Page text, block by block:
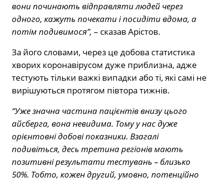
вони починають відправляти людей через
одного, кажуть почекати і посидіти вдома, а
потім подивимося”, – сказав Арістов.
За його словами, через це добова статистика
хворих коронавірусом дуже приблизна, адже
тестують тільки важкі випадки або ті, які самі не
вирішуються протягом півтора тижнів.
“Уже значна частина пацієнтів внизу цього
айсберга, вона невидима. Тому у нас дуже
орієнтовні добові показники. Взагалі
подивіться, десь третина регіонів мають
позитивні результати тестувань – близько
50%. Тобто, кожен другий, умовно, потенційно